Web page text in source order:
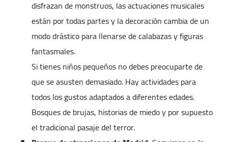
disfrazan de monstruos, las actuaciones musicales
están por todas partes y la decoración cambia de un
modo drástico para llenarse de calabazas y figuras
fantasmales.
Si tienes niños pequeños no debes preocuparte de
que se asusten demasiado. Hay actividades para
todos los gustos adaptados a diferentes edades.
Bosques de brujas, historias de miedo y por supuesto
el tradicional pasaje del terror.